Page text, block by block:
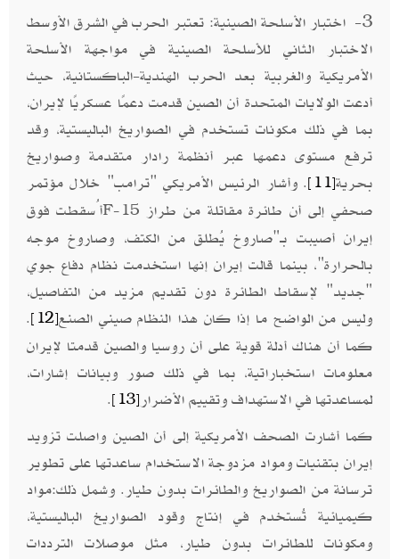
3- اختبار الأسلحة الصينية: تعتبر الحرب في الشرق الأوسط
الاختبار الثاني للأسلحة الصينية في مواجهة الأسلحة
الأمريكية والغربية بعد الحرب الهندية-الباكستانية، حيث
أدعت الولايات المتحدة أن الصين قدمت دعمًا عسكريًا لإيران،
بما في ذلك مكونات تستخدم في الصواريخ الباليستية، وقد
ترفع مستوى دعمها عبر أنظمة رادار متقدمة وصواريخ
بحرية[11]. وأشار الرئيس الأمريكي "ترامب" خلال مؤتمر
صحفي إلى أن طائرة مقاتلة من طرازF-15أُسقطت فوق
إيران أصيبت بـ"صاروخ يُطلق من الكتف، وصاروخ موجه
بالحرارة"، بينما قالت إيران إنها استخدمت نظام دفاع جوي
"جديد" لإسقاط الطائرة دون تقديم مزيد من التفاصيل،
وليس من الواضح ما إذا كان هذا النظام صيني الصنع[12]
.
كما أن هناك أدلة قوية على أن روسيا والصين قدمتا لإيران
معلومات استخباراتية، بما في ذلك صور وبيانات إشارات،
لمساعدتها في الاستهداف وتقييم الأضرار [13]
.
كما أشارت الصحف الأمريكية إلى أن الصين واصلت تزويد
إيران بتقنيات ومواد مزدوجة الاستخدام ساعدتها على تطوير
ترسانة من الصواريخ والطائرات بدون طيار. وشمل ذلك:مواد
كيميائية تُستخدم في إنتاج وقود الصواريخ الباليستية،
ومكونات للطائرات بدون طيار، مثل موصلات الترددات